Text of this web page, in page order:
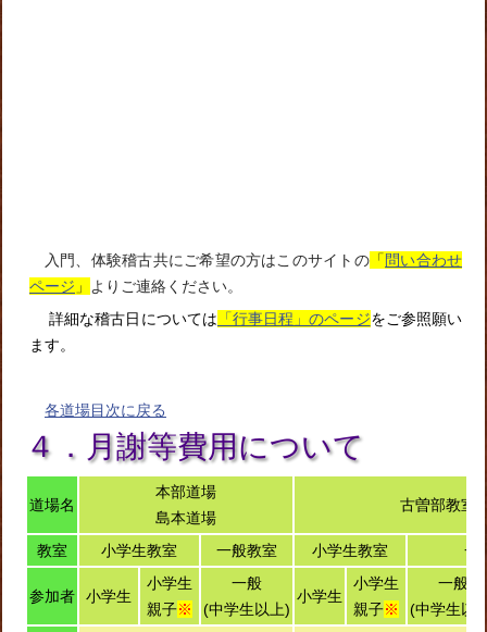
入門、体験稽古共にご希望の方はこのサイトの「 問い合わせ
ページ 」
よりご連絡ください。
詳細な稽古日については 「行事日程」のページをご参照願い
ます。
各道場目次に戻る
４．月謝等費用について
道場名
本部道場
島本道場
古曽部教室
教室 小学生教室 一般教室 小学生教室 一
参加者 小学生
小学生
親子※
一般
(中学生以上)
小学生
小学生
親子※
一般
(中学生以